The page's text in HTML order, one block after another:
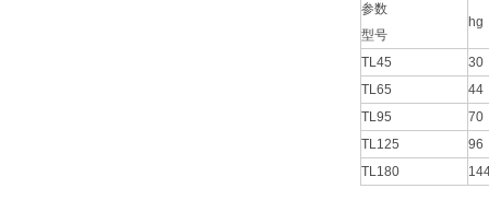
参数
型号
hg
TL45
30
TL65
44
TL95
70
TL125
96
TL180